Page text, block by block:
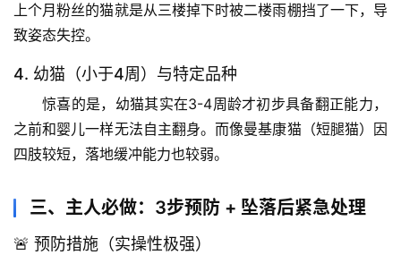
奥
秘
档
案
宇
天
上个月粉丝的猫就是从三楼掉下时被二楼雨棚挡了一下，导
致姿态失控。
4. 幼猫（小于4周）与特定品种
惊喜的是， 幼猫其实在3-4周龄才初步具备翻正能力，
之前和婴儿一样无法自主翻身。而像曼基康猫（短腿猫）因
四肢较短，落地缓冲能力也较弱。
三、主人必做：3步预防 + 坠落后紧急处理
🚨 预防措施（实操性极强）